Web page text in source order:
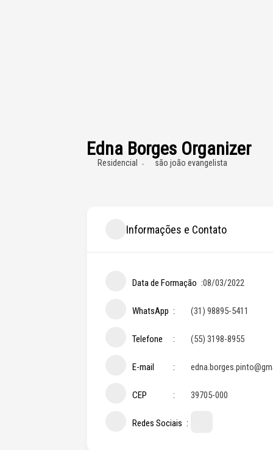
Edna Borges Organizer
Residencial são joão evangelista
Informações e Contato
Data de Formação 08/03/2022
WhatsApp (31) 98895-5411
Telefone (55) 3198-8955
E-mail
CEP 39705-000
Redes Sociais